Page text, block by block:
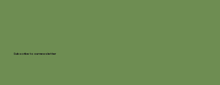
Subscribe to our newsletter